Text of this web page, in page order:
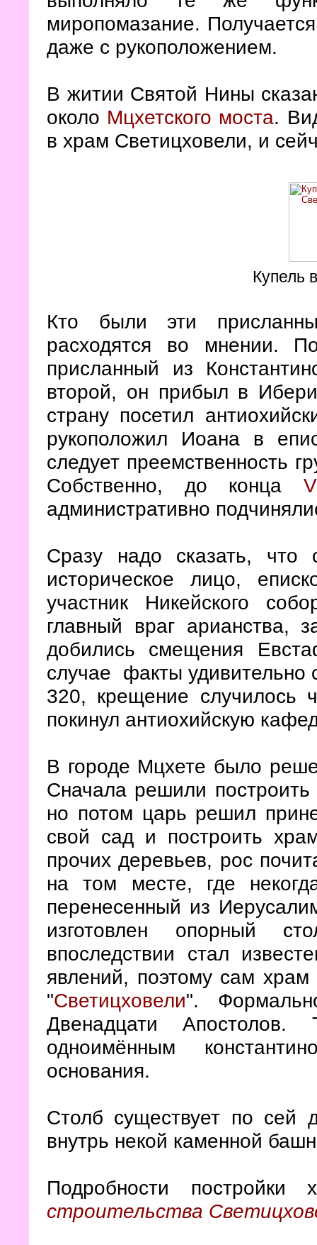
миропомазание.
даже с рукоположением.
В житии Святой Нины
около Мцхетского моста.
в храм Светицховели, и
Купель
Кто были эти
расходятся во мнении.
присланный из
второй, он прибыл в
страну посетил
рукоположил Иоана в
следует преемственность
Собственно, до конца
административно
Сразу надо сказать, что
историческое лицо,
участник Никейского
главный враг арианства,
добились смещения
случае факты удивительно
320, крещение случилось
покинул антиохийскую
В городе Мцхете было
Сначала решили
но потом царь решил
свой сад и построить
прочих деревьев, рос
на том месте, где
перенесенный из
изготовлен опорный
впоследствии стал
явлений, поэтому сам
"Светицховели".
Двенадцати
одноимённым
основания.
Столб существует по
внутрь некой каменной
Подробности
строительства